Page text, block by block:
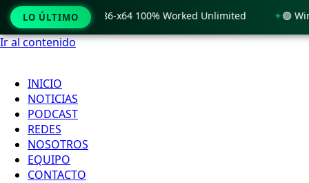
Ir al contenido
INICIO
NOTICIAS
PODCAST
REDES
NOSOTROS
EQUIPO
CONTACTO
LO ÚLTIMO
11 x86-x64 100% Worked Unlimited 🟢 WinRAR